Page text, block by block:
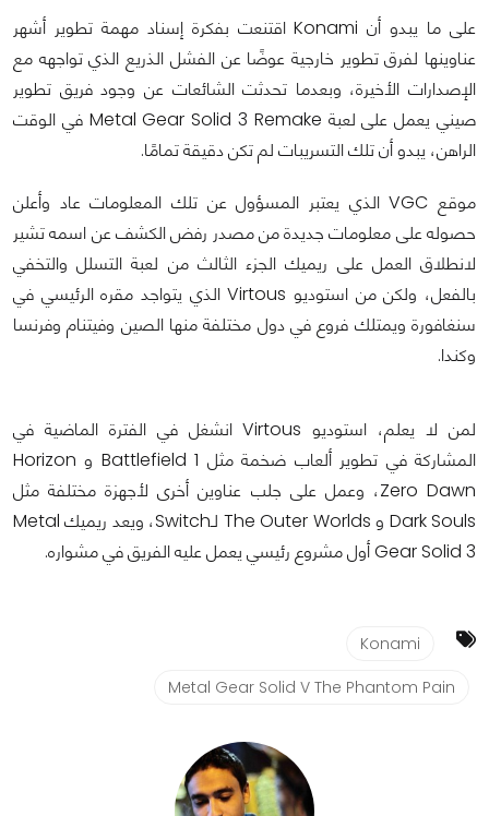
على ما يبدو أن Konami اقتنعت بفكرة إسناد مهمة تطوير أشهر
عناوينها لفرق تطوير خارجية عوضًا عن الفشل الذريع الذي تواجهه مع
الإصدارات الأخيرة، وبعدما تحدثت الشائعات عن وجود فريق تطوير
صيني يعمل على لعبة Metal Gear Solid 3 Remake في الوقت
الراهن، يبدو أن تلك التسريبات لم تكن دقيقة تمامًا.
موقع VGC الذي يعتبر المسؤول عن تلك المعلومات عاد وأعلن
حصوله على معلومات جديدة من مصدر رفض الكشف عن اسمه تشير
لانطلاق العمل على ريميك الجزء الثالث من لعبة التسلل والتخفي
بالفعل، ولكن من استوديو Virtous الذي يتواجد مقره الرئيسي في
سنغافورة ويمتلك فروع في دول مختلفة منها الصين وفيتنام وفرنسا
وكندا.
لمن لا يعلم، استوديو Virtous انشغل في الفترة الماضية في
المشاركة في تطوير ألعاب ضخمة مثل Battlefield 1 و Horizon
Zero Dawn، وعمل على جلب عناوين أخرى لأجهزة مختلفة مثل
Dark Souls و The Outer Worlds لـSwitch، ويعد ريميك Metal
Gear Solid 3أول مشروع رئيسي يعمل عليه الفريق في مشواره.
Konami
Metal Gear Solid V The Phantom Pain